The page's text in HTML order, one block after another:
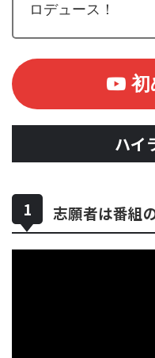
ロデュース！
初
ハイ
志願者は番組